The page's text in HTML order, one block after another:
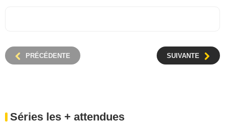
PRÉCÉDENTE SUIVANTE
Séries les + attendues